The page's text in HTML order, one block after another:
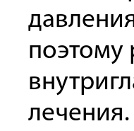
поэтому
лечения.